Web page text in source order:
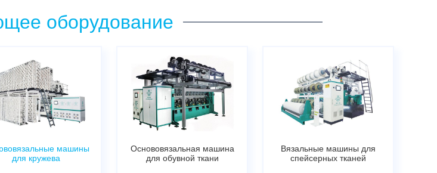
оборудование
машины
для кружева
Основовязальная машина
для обувной ткани
Вязальные машины для
спейсерных тканей